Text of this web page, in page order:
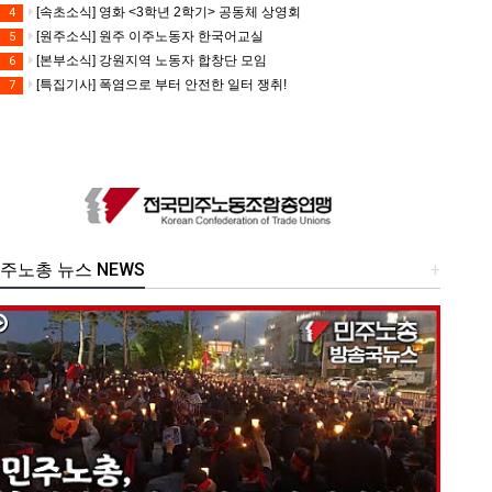
4 [속초소식] 영화 <3학년 2학기> 공동체 상영회
5 [원주소식] 원주 이주노동자 한국어교실
6 [본부소식] 강원지역 노동자 합창단 모임
7 [특집기사] 폭염으로 부터 안전한 일터 쟁취!
+
노총 뉴스 NEWS